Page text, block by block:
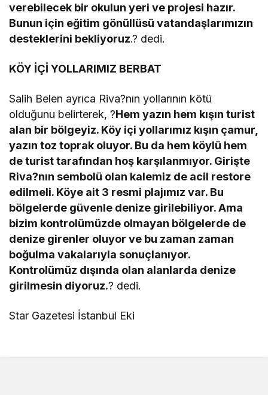
verebilecek bir okulun yeri ve projesi hazır.
Bunun için eğitim gönüllüsü vatandaşlarımızın
desteklerini bekliyoruz.? dedi.
KÖY İÇİ YOLLARIMIZ BERBAT
Salih Belen ayrıca Riva?nın yollarının kötü
olduğunu belirterek, ?Hem yazın hem kışın turist
alan bir bölgeyiz. Köy içi yollarımız kışın çamur,
yazın toz toprak oluyor. Bu da hem köylü hem
de turist tarafından hoş karşılanmıyor. Girişte
Riva?nın sembolü olan kalemiz de acil restore
edilmeli. Köye ait 3 resmi plajımız var. Bu
bölgelerde güvenle denize girilebiliyor. Ama
bizim kontrolümüzde olmayan bölgelerde de
denize girenler oluyor ve bu zaman zaman
boğulma vakalarıyla sonuçlanıyor.
Kontrolümüz dışında olan alanlarda denize
girilmesin diyoruz.? dedi.
Star Gazetesi İstanbul Eki